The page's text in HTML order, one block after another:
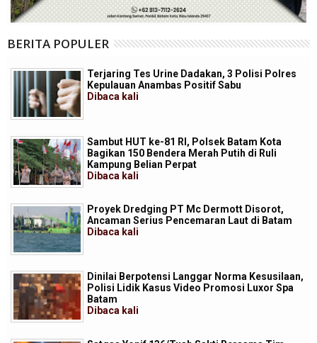
BERITA POPULER
Terjaring Tes Urine Dadakan, 3 Polisi Polres
Kepulauan Anambas Positif Sabu
Dibaca kali
Sambut HUT ke-81 RI, Polsek Batam Kota
Bagikan 150 Bendera Merah Putih di Ruli
Kampung Belian Perpat
Dibaca kali
Proyek Dredging PT Mc Dermott Disorot,
Ancaman Serius Pencemaran Laut di Batam
Dibaca kali
Dinilai Berpotensi Langgar Norma Kesusilaan,
Polisi Lidik Kasus Video Promosi Luxor Spa
Batam
Dibaca kali